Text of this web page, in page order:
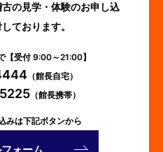
の見学・体験のお申し込
ております。
【受付 9:00～21:00】
（館長自宅）
（館長携帯）
みは下記ボタンから
フォーム